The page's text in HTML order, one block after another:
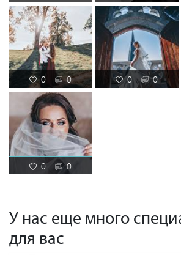
0 0 0 0
0 0
У нас еще много
для вас